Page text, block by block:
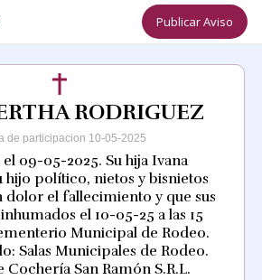
Publicar Aviso
RODRIGUEZ
de participacion 10-05-2025
09-05-2025. Su hija Ivana
hijo político, nietos y bisnietos
el fallecimiento y que sus
el 10-05-25 a las 15
Municipal de Rodeo.
Salas Municipales de Rodeo.
Cochería San Ramón S.R.L.